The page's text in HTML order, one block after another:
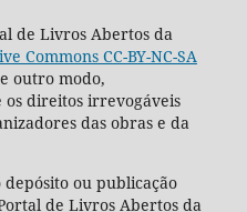
de Livros Abertos da
Commons CC-BY-NC-SA
outro modo,
direitos irrevogáveis
das obras e da
ou publicação
de Livros Abertos da